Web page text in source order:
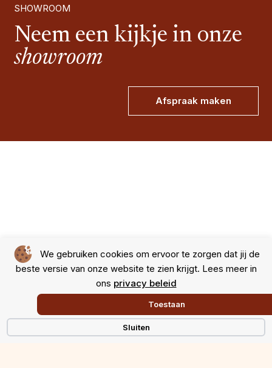
We gebruiken cookies om ervoor te zorgen dat jij de
beste versie van onze website te zien krijgt. Lees meer in
ons privacy beleid
Toestaan
Sluiten
SHOWROOM
Neem een kijkje in onze
showroom
Afspraak maken